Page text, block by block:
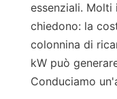
essenziali. Molti
chiedono: la
colonnina di
kW può
Conduciamo